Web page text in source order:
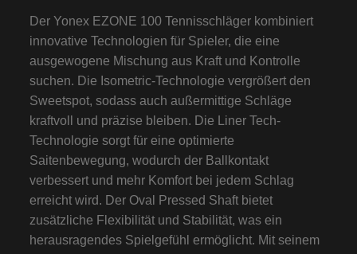
Der Yonex EZONE 100 Tennisschläger kombiniert
innovative Technologien für Spieler, die eine
ausgewogene Mischung aus Kraft und Kontrolle
suchen. Die Isometric-Technologie vergrößert den
Sweetspot, sodass auch außermittige Schläge
kraftvoll und präzise bleiben. Die Liner Tech-
Technologie sorgt für eine optimierte
Saitenbewegung, wodurch der Ballkontakt
verbessert und mehr Komfort bei jedem Schlag
erreicht wird. Der Oval Pressed Shaft bietet
zusätzliche Flexibilität und Stabilität, was ein
herausragendes Spielgefühl ermöglicht. Mit seinem